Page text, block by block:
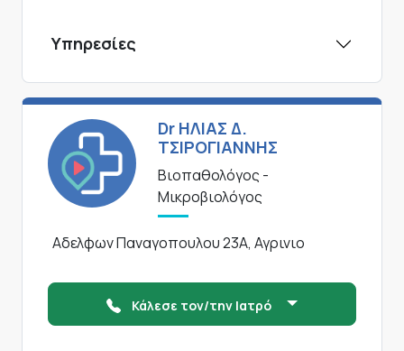
Υπηρεσίες
Dr ΗΛΙΑΣ Δ.
ΤΣΙΡΟΓΙΑΝΝΗΣ
Βιοπαθολόγος -
Μικροβιολόγος
Αδελφων Παναγοπουλου 23Α, Αγρινιο
Κάλεσε τον/την Ιατρό